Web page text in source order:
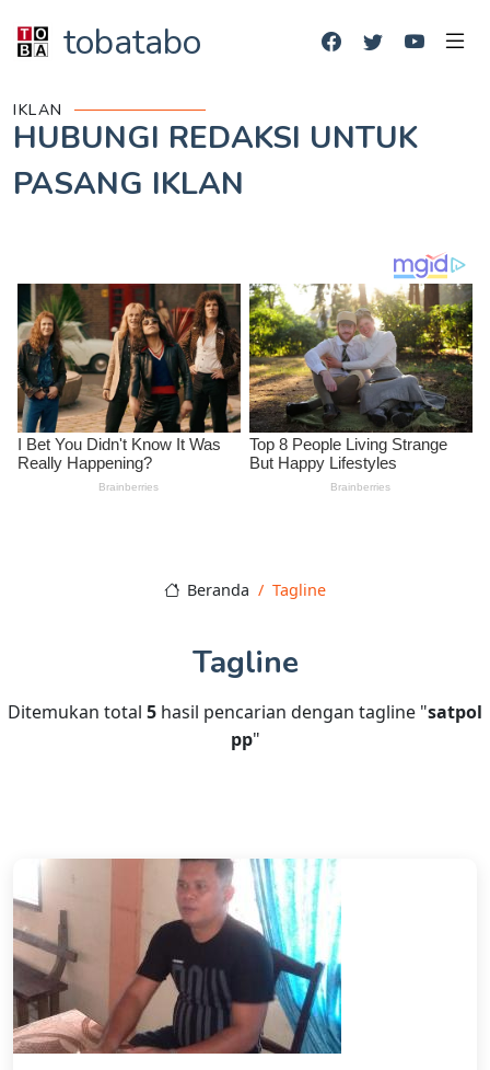
tobatabo
IKLAN
HUBUNGI REDAKSI UNTUK
PASANG IKLAN
Beranda Tagline
Tagline
Ditemukan total 5 hasil pencarian dengan tagline "satpol
pp"